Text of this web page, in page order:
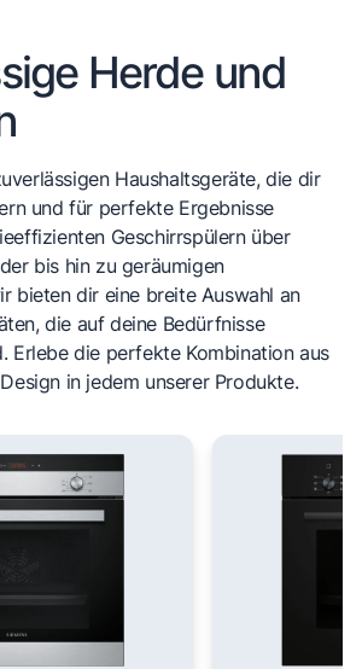
Herde und
Haushaltsgeräte, die dir
und für perfekte Ergebnisse
Geschirrspülern über
bis hin zu geräumigen
bieten dir eine breite Auswahl an
die auf deine Bedürfnisse
Erlebe die perfekte Kombination aus
in jedem unserer Produkte.